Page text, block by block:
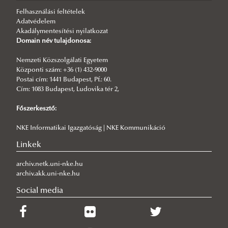
Stratégiai fejlesztés
Az egyetem célja és stratégiája
Államtudományi és Nemzetközi Tanulmányok
Kar
Közösségi média
KVMA számokban
Felvételi információk
Információk gólyáknak
Minőségügy
Szakmai kompetenciák és képzési célok
Hallgatóknak
Felhasználási feltételek
Adatvédelem
Akadálymentesítési nyilatkozat
Domain név tulajdonosa:
Nemzeti Közszolgálati Egyetem
Központi szám: +36 (1) 432-9000
Postai cím: 1441 Budapest, Pf.: 60.
Cím: 1083 Budapest, Ludovika tér 2,
Főszerkesztő:
NKE Informatikai Igazgatóság | NKE Kommunikáció
Linkek
archiv.netk.uni-nke.hu
archiv.akk.uni-nke.hu
Social media